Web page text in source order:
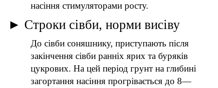
насіння стимуляторами росту.
► Строки сівби, норми висіву
До сівби соняшнику, приступають після
закінчення сівби ранніх ярих та буряків
цукрових. На цей період грунт на глибині
загортання насіння прогрівається до 8—